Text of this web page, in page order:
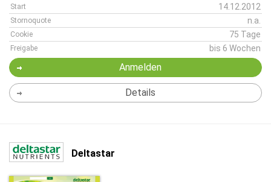
Start 14.12.2012
Stornoquote n.a.
Cookie 75 Tage
Freigabe bis 6 Wochen
Anmelden
Details
Deltastar